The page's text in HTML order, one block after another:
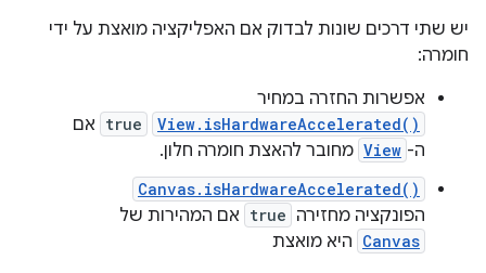
יש שתי דרכים שונות לבדוק אם האפליקציה מואצת על ידי
חומרה:
אפשרות החזרה במחיר
View.isHardwareAccelerated()
true אם
ה- View מחובר להאצת חומרה חלון.
Canvas.isHardwareAccelerated()
הפונקציה מחזירה true אם המהירות של
Canvas היא מואצת